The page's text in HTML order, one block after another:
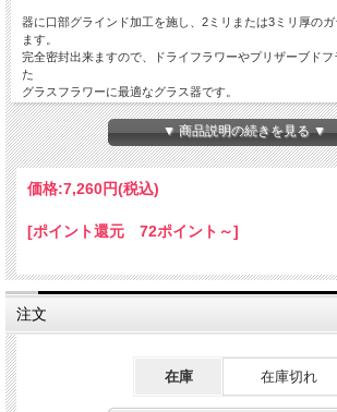
器に口部グラインド加工を施し、2ミリまたは3ミリ厚の
ます。
完全密封出来ますので、ドライフラワーやプリザーブド
た
グラスフラワーに最適なグラス器です。
外国製の輸入ガラス器です。
業務用１ヶ箱入（贈答用ではありません）。
画像にある花は含まれません。
▼ 商品説明の続きを見る ▼
価格:7,260円(税込)
[ポイント還元 72ポイント～]
注文
在庫 在庫切れ